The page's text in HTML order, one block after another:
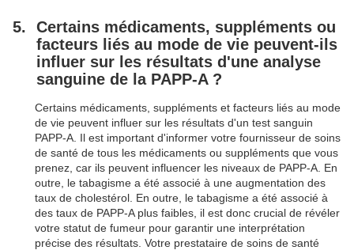
Certains médicaments, suppléments ou
facteurs liés au mode de vie peuvent-ils
influer sur les résultats d'une analyse
sanguine de la PAPP-A ?
Certains médicaments, suppléments et facteurs liés au mode
de vie peuvent influer sur les résultats d'un test sanguin
PAPP-A. Il est important d'informer votre fournisseur de soins
de santé de tous les médicaments ou suppléments que vous
prenez, car ils peuvent influencer les niveaux de PAPP-A. En
outre, le tabagisme a été associé à une augmentation des
taux de cholestérol. En outre, le tabagisme a été associé à
des taux de PAPP-A plus faibles, il est donc crucial de révéler
votre statut de fumeur pour garantir une interprétation
précise des résultats. Votre prestataire de soins de santé